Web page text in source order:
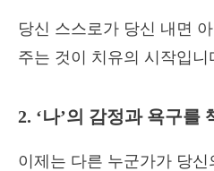
당신 스스로가 당신 내면
주는 것이 치유의 시작입니
2. ‘나’의 감정과 욕구를
이제는 다른 누군가가 당